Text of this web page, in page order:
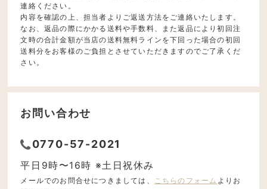
連絡ください。
内容を確認の上、担当者よりご返送方法をご連絡いたします。
なお、返品の際にかかる送料や手数料、また返品により初回注
文時の合計金額が当店の送料無料ラインを下回った場合の初回
送料分をお客様のご負担とさせていただきますのでご了承くだ
さい。
お問い合わせ
0770-57-2021
平日9時〜16時 ※土日祝休み
メールでのお問合せにつきましては、 こちらのフォーム よりお